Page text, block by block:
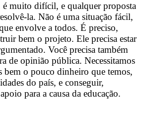
é muito difícil, e qualquer proposta
la. Não é uma situação fácil,
envolve a todos. É preciso,
bem o projeto. Ele precisa estar
Você precisa também
de opinião pública. Necessitamos
bem o pouco dinheiro que temos,
do país, e conseguir,
para a causa da educação.